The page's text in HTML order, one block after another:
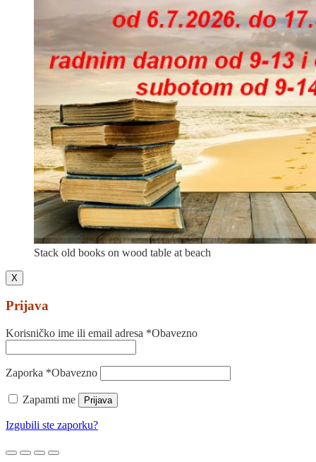
Stack old books on wood table at beach
X
Prijava
Korisničko ime ili email adresa *Obavezno
Zaporka *Obavezno
Zapamti me Prijava
Izgubili ste zaporku?